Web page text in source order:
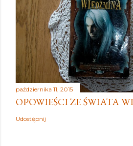
października 11, 2015
OPOWIEŚCI ZE ŚWIATA
Udostępnij